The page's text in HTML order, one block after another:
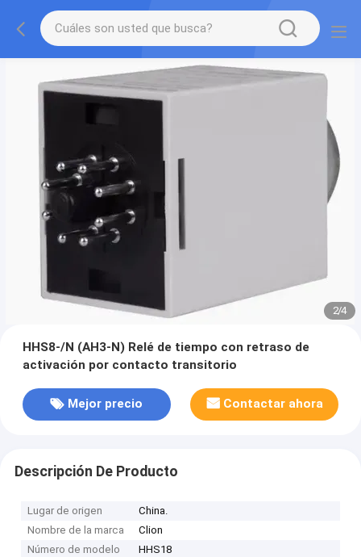
2/4
HHS8-/N (AH3-N) Relé de tiempo con retraso de
activación por contacto transitorio
Mejor precio Contactar ahora
Descripción De Producto
Lugar de origen
China.
Nombre de la marca
Clion
Número de modelo
HHS18